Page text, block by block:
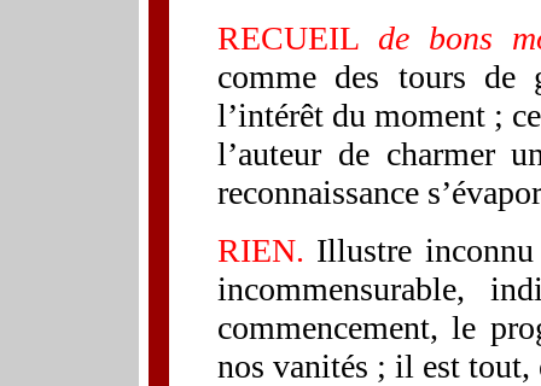
RECUEIL de bons
comme des tours de
l’intérêt du moment ;
l’auteur de charmer
reconnaissance
RIEN. Illustre
incommensurable,
commencement, le
nos vanités ; il est tout,